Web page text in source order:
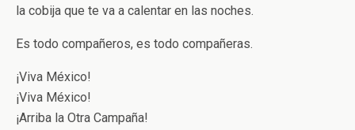
la cobija que te va a calentar en las noches.
Es todo compañeros, es todo compañeras.
¡Viva México!
¡Viva México!
¡Arriba la Otra Campaña!